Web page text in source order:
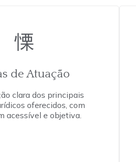
de Atuação
clara dos principais
oferecidos, com
acessível e objetiva.